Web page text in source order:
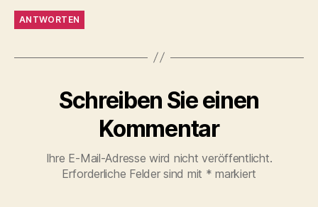
ANTWORTEN
Schreiben Sie einen
Kommentar
Ihre E-Mail-Adresse wird nicht veröffentlicht.
Erforderliche Felder sind mit * markiert